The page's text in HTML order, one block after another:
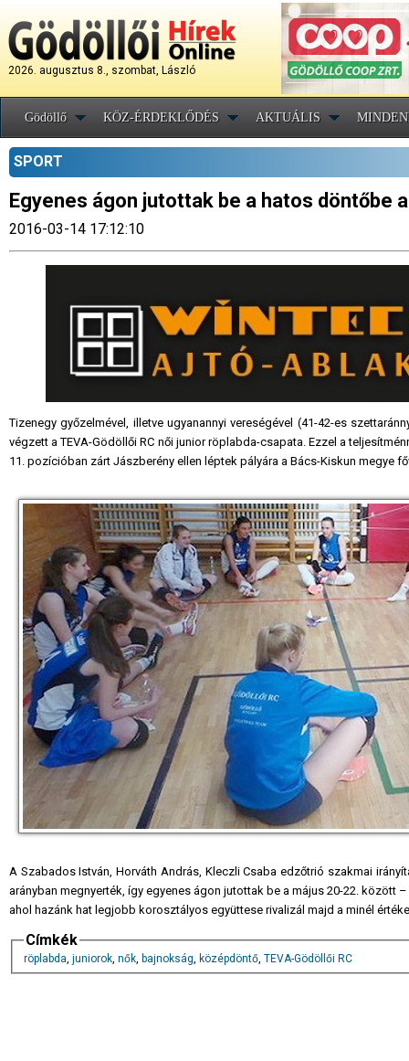
2026. augusztus 8., szombat, László
Gödöllő KÖZ-ÉRDEKLŐDÉS AKTUÁLIS
SPORT
Egyenes ágon jutottak be a hatos döntőbe
2016-03-14 17:12:10
Tizenegy győzelmével, illetve ugyanannyi vereségével (41-42-es
végzett a TEVA-Gödöllői RC női junior röplabda-csapata. Ezzel a
11. pozícióban zárt Jászberény ellen léptek pályára a Bács-Kiskun megye
A Szabados István, Horváth András, Kleczli Csaba edzőtrió szakmai
arányban megnyerték, így egyenes ágon jutottak be a május 20-22.
ahol hazánk hat legjobb korosztályos együttese rivalizál majd a minél
Címkék
röplabda, juniorok, nők, bajnokság, középdöntő, TEVA-Gödöllői RC